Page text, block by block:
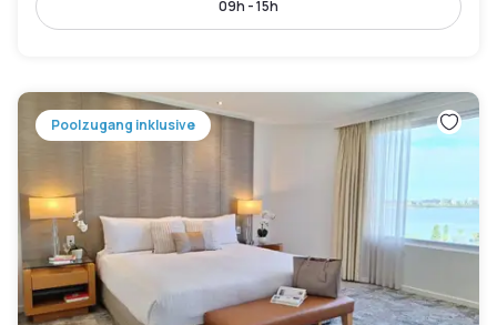
09h - 15h
Poolzugang inklusive